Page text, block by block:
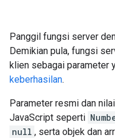
Panggil fungsi server
Demikian pula, fungsi
klien sebagai parameter
keberhasilan.
Parameter resmi dan
JavaScript seperti
null , serta objek dan